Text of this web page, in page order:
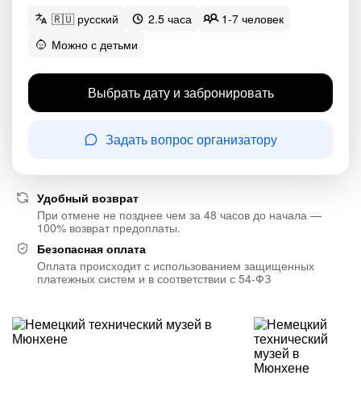
🇷🇺 русский 2.5 часа
1-7 человек
Можно с детьми
Выбрать дату и забронировать
Задать вопрос организатору
Удобный возврат
При отмене не позднее чем за 48 часов до начала —
100% возврат предоплаты.
Безопасная оплата
Оплата происходит с использованием защищенных
платежных систем и в соответствии с 54-ФЗ